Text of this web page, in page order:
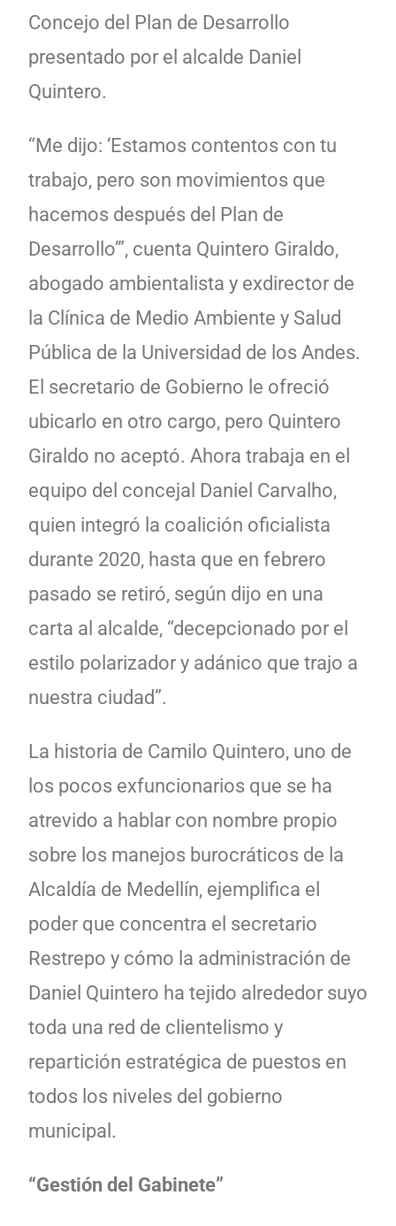
Concejo del Plan de Desarrollo
presentado por el alcalde Daniel
Quintero.
“Me dijo: ‘Estamos contentos con tu
trabajo, pero son movimientos que
hacemos después del Plan de
Desarrollo’”, cuenta Quintero Giraldo,
abogado ambientalista y exdirector de
la Clínica de Medio Ambiente y Salud
Pública de la Universidad de los Andes.
El secretario de Gobierno le ofreció
ubicarlo en otro cargo, pero Quintero
Giraldo no aceptó. Ahora trabaja en el
equipo del concejal Daniel Carvalho,
quien integró la coalición oficialista
durante 2020, hasta que en febrero
pasado se retiró, según dijo en una
carta al alcalde, “decepcionado por el
estilo polarizador y adánico que trajo a
nuestra ciudad”.
La historia de Camilo Quintero, uno de
los pocos exfuncionarios que se ha
atrevido a hablar con nombre propio
sobre los manejos burocráticos de la
Alcaldía de Medellín, ejemplifica el
poder que concentra el secretario
Restrepo y cómo la administración de
Daniel Quintero ha tejido alrededor suyo
toda una red de clientelismo y
repartición estratégica de puestos en
todos los niveles del gobierno
municipal.
“Gestión del Gabinete”